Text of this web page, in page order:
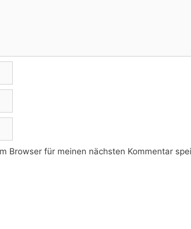
Browser für meinen nächsten Kommentar